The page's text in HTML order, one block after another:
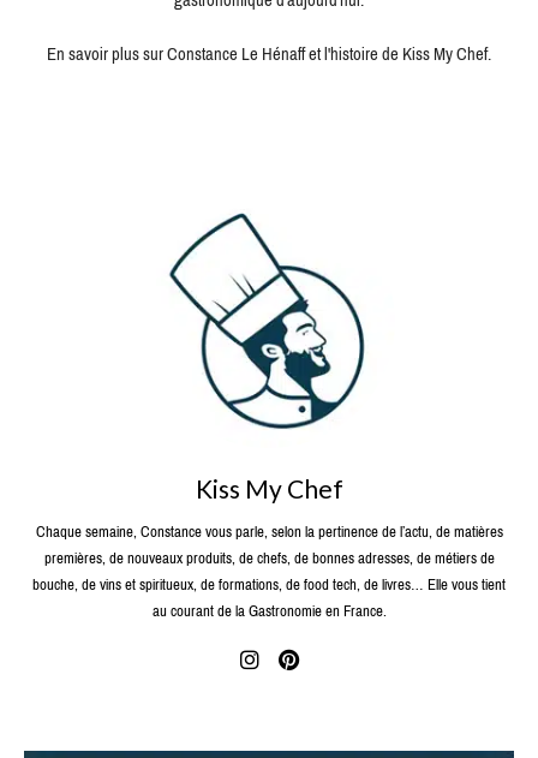
En savoir plus sur Constance Le Hénaff et l'histoire de Kiss My Chef.
Kiss My Chef
Chaque semaine, Constance vous parle, selon la pertinence de l’actu, de matières
premières, de nouveaux produits, de chefs, de bonnes adresses, de métiers de
bouche, de vins et spiritueux, de formations, de food tech, de livres… Elle vous tient
au courant de la Gastronomie en France.